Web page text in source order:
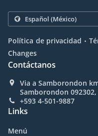
Política de privacidad .
Changes
Contáctanos
Via a Samborondon
Samborondon
+593 4-501-9887
Links
Menú